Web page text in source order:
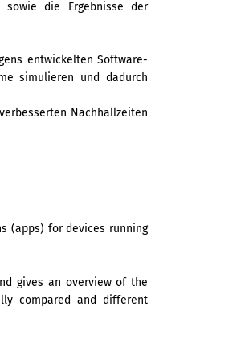
sowie die Ergebnisse der
entwickelten Software-
simulieren und dadurch
Nachhallzeiten
(apps) for devices running
gives an overview of the
compared and different